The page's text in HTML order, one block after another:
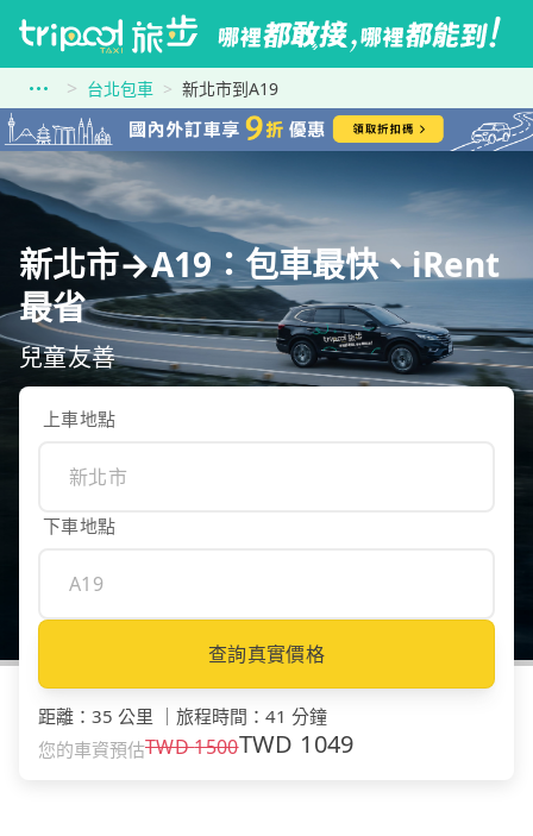
台北包車 新北市到A19
新北市→A19：包車最快、iRent
最省
兒童友善
上車地點
下車地點
查詢真實價格
距離 ： 35 公里 旅程時間 ： 41 分鐘
您的車資預估TWD1500TWD 1049